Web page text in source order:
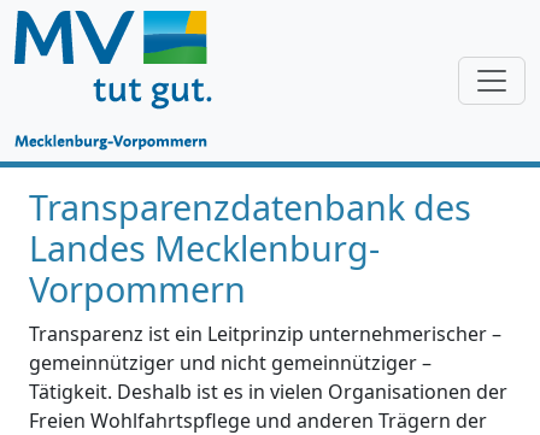
Transparenzdatenbank des
Landes Mecklenburg-
Vorpommern
Transparenz ist ein Leitprinzip unternehmerischer –
gemeinnütziger und nicht gemeinnütziger –
Tätigkeit. Deshalb ist es in vielen Organisationen der
Freien Wohlfahrtspflege und anderen Trägern der